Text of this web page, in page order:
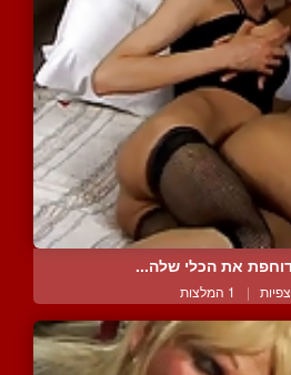
את הכלי שלה...
| 1 המלצות